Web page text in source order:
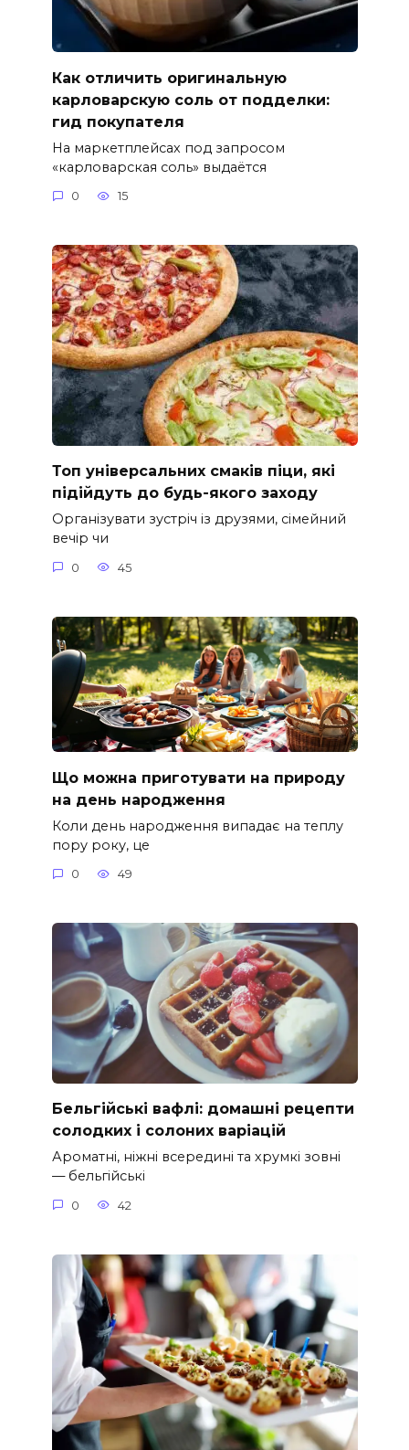
Как отличить оригинальную
карловарскую соль от подделки:
гид покупателя
На маркетплейсах под запросом
«карловарская соль» выдаётся
0 15
Топ універсальних смаків піци, які
підійдуть до будь-якого заходу
Організувати зустріч із друзями, сімейний
вечір чи
0 45
Що можна приготувати на природу
на день народження
Коли день народження випадає на теплу
пору року, це
0 49
Бельгійські вафлі: домашні рецепти
солодких і солоних варіацій
Ароматні, ніжні всередині та хрумкі зовні
— бельгійські
0 42